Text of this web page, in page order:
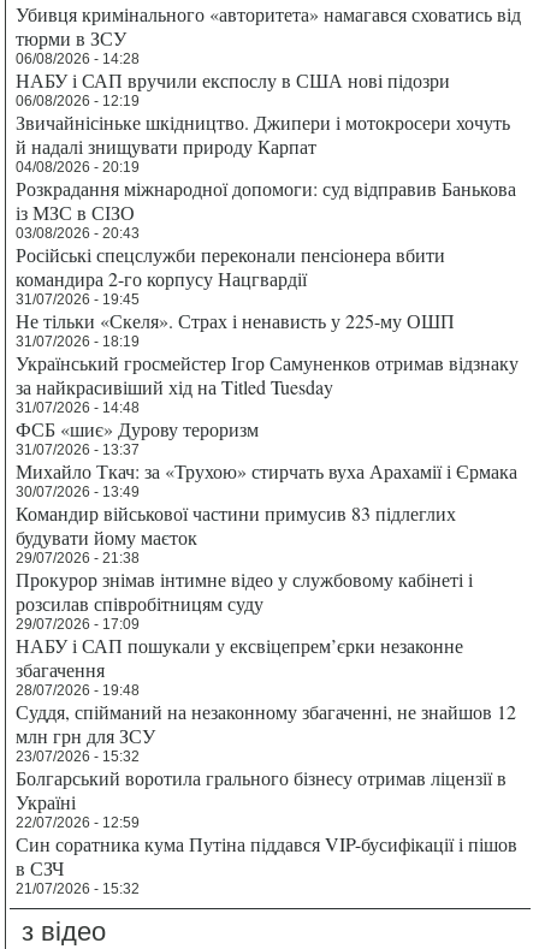
Убивця кримінального «авторитета» намагався сховатись від
тюрми в ЗСУ
06/08/2026 - 14:28
НАБУ і САП вручили експослу в США нові підозри
06/08/2026 - 12:19
Звичайнісіньке шкідництво. Джипери і мотокросери хочуть
й надалі знищувати природу Карпат
04/08/2026 - 20:19
Розкрадання міжнародної допомоги: суд відправив Банькова
із МЗС в СІЗО
03/08/2026 - 20:43
Російські спецслужби переконали пенсіонера вбити
командира 2-го корпусу Нацгвардії
31/07/2026 - 19:45
Не тільки «Скеля». Страх і ненависть у 225-му ОШП
31/07/2026 - 18:19
Український гросмейстер Ігор Самуненков отримав відзнаку
за найкрасивіший хід на Titled Tuesday
31/07/2026 - 14:48
ФСБ «шиє» Дурову тероризм
31/07/2026 - 13:37
Михайло Ткач: за «Трухою» стирчать вуха Арахамії і Єрмака
30/07/2026 - 13:49
Командир військової частини примусив 83 підлеглих
будувати йому маєток
29/07/2026 - 21:38
Прокурор знімав інтимне відео у службовому кабінеті і
розсилав співробітницям суду
29/07/2026 - 17:09
НАБУ і САП пошукали у ексвіцепрем’єрки незаконне
збагачення
28/07/2026 - 19:48
Суддя, спійманий на незаконному збагаченні, не знайшов 12
млн грн для ЗСУ
23/07/2026 - 15:32
Болгарський воротила грального бізнесу отримав ліцензії в
Україні
22/07/2026 - 12:59
Син соратника кума Путіна піддався VIP-бусифікації і пішов
в СЗЧ
21/07/2026 - 15:32
з відео